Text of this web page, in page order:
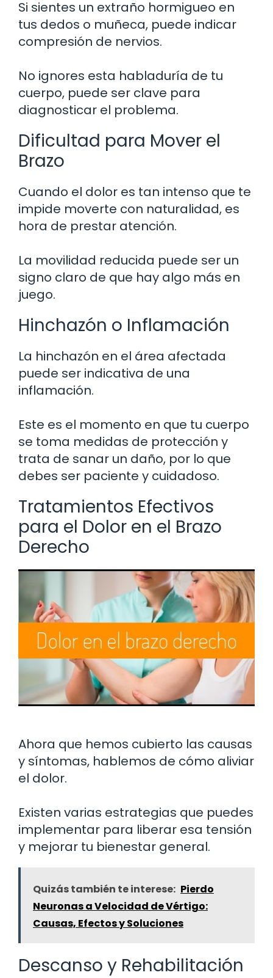
Si sientes un extraño hormigueo en
tus dedos o muñeca, puede indicar
compresión de nervios.
No ignores esta habladuría de tu
cuerpo, puede ser clave para
diagnosticar el problema.
Dificultad para Mover el
Brazo
Cuando el dolor es tan intenso que te
impide moverte con naturalidad, es
hora de prestar atención.
La movilidad reducida puede ser un
signo claro de que hay algo más en
juego.
Hinchazón o Inflamación
La hinchazón en el área afectada
puede ser indicativa de una
inflamación.
Este es el momento en que tu cuerpo
se toma medidas de protección y
trata de sanar un daño, por lo que
debes ser paciente y cuidadoso.
Tratamientos Efectivos
para el Dolor en el Brazo
Derecho
Ahora que hemos cubierto las causas
y síntomas, hablemos de cómo aliviar
el dolor.
Existen varias estrategias que puedes
implementar para liberar esa tensión
y mejorar tu bienestar general.
Quizás también te interese: Pierdo
Neuronas a Velocidad de Vértigo:
Causas, Efectos y Soluciones
Descanso y Rehabilitación